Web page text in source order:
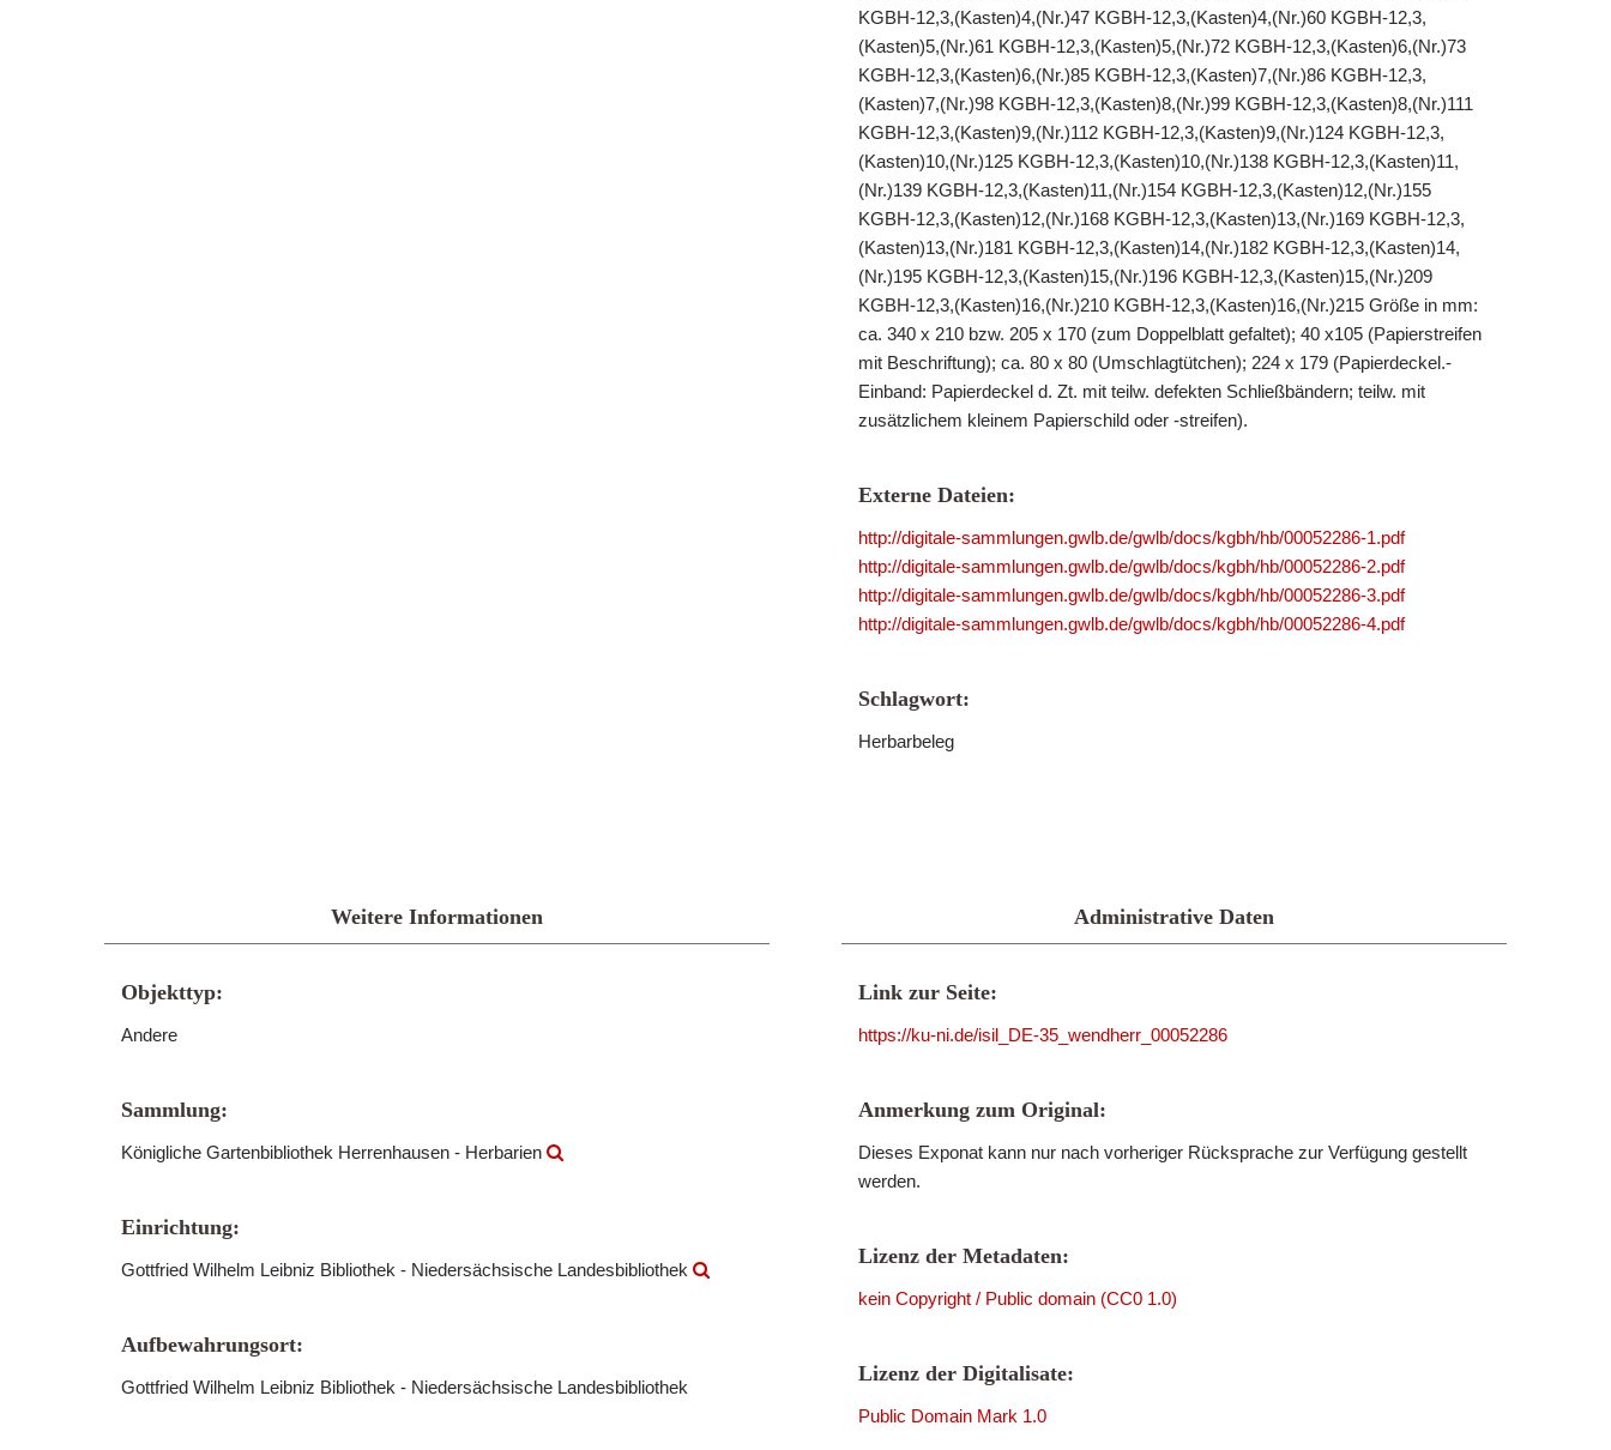
KGBH-12,3,(Kasten)4,(Nr.)47 KGBH-12,3,(Kasten)4,(Nr.)60 KGBH-12,3,
(Kasten)5,(Nr.)61 KGBH-12,3,(Kasten)5,(Nr.)72 KGBH-12,3,(Kasten)6,(Nr.)73
KGBH-12,3,(Kasten)6,(Nr.)85 KGBH-12,3,(Kasten)7,(Nr.)86 KGBH-12,3,
(Kasten)7,(Nr.)98 KGBH-12,3,(Kasten)8,(Nr.)99 KGBH-12,3,(Kasten)8,(Nr.)111
KGBH-12,3,(Kasten)9,(Nr.)112 KGBH-12,3,(Kasten)9,(Nr.)124 KGBH-12,3,
(Kasten)10,(Nr.)125 KGBH-12,3,(Kasten)10,(Nr.)138 KGBH-12,3,(Kasten)11,
(Nr.)139 KGBH-12,3,(Kasten)11,(Nr.)154 KGBH-12,3,(Kasten)12,(Nr.)155
KGBH-12,3,(Kasten)12,(Nr.)168 KGBH-12,3,(Kasten)13,(Nr.)169 KGBH-12,3,
(Kasten)13,(Nr.)181 KGBH-12,3,(Kasten)14,(Nr.)182 KGBH-12,3,(Kasten)14,
(Nr.)195 KGBH-12,3,(Kasten)15,(Nr.)196 KGBH-12,3,(Kasten)15,(Nr.)209
KGBH-12,3,(Kasten)16,(Nr.)210 KGBH-12,3,(Kasten)16,(Nr.)215 Größe in mm:
ca. 340 x 210 bzw. 205 x 170 (zum Doppelblatt gefaltet); 40 x105 (Papierstreifen
mit Beschriftung); ca. 80 x 80 (Umschlagtütchen); 224 x 179 (Papierdeckel.-
Einband: Papierdeckel d. Zt. mit teilw. defekten Schließbändern; teilw. mit
zusätzlichem kleinem Papierschild oder -streifen).
Externe Dateien:
http://digitale-sammlungen.gwlb.de/gwlb/docs/kgbh/hb/00052286-1.pdf
http://digitale-sammlungen.gwlb.de/gwlb/docs/kgbh/hb/00052286-2.pdf
http://digitale-sammlungen.gwlb.de/gwlb/docs/kgbh/hb/00052286-3.pdf
http://digitale-sammlungen.gwlb.de/gwlb/docs/kgbh/hb/00052286-4.pdf
Schlagwort:
Herbarbeleg
Weitere Informationen
Objekttyp:
Andere
Sammlung:
Königliche Gartenbibliothek Herrenhausen - Herbarien
Einrichtung:
Gottfried Wilhelm Leibniz Bibliothek - Niedersächsische Landesbibliothek
Aufbewahrungsort:
Gottfried Wilhelm Leibniz Bibliothek - Niedersächsische Landesbibliothek
Administrative Daten
Link zur Seite:
https://ku-ni.de/isil_DE-35_wendherr_00052286
Anmerkung zum Original:
Dieses Exponat kann nur nach vorheriger Rücksprache zur Verfügung gestellt
werden.
Lizenz der Metadaten:
kein Copyright / Public domain (CC0 1.0)
Lizenz der Digitalisate:
Public Domain Mark 1.0